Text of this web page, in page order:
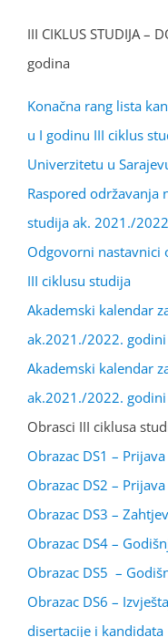
III CIKLUS STUDIJA –
godina
Konačna rang lista
u I godinu III ciklus
Univerzitetu u
Raspored održavanja
studija ak. 2021./
Odgovorni nastavnici
III ciklusu studija
Akademski kalendar
ak.2021./2022. godini
Akademski kalendar
ak.2021./2022.
Obrasci III ciklusa
Obrazac DS1 –
Obrazac DS2 –
Obrazac DS3 –
Obrazac DS4 –
Obrazac DS5 –
Obrazac DS6 –
disertacije i kandidata